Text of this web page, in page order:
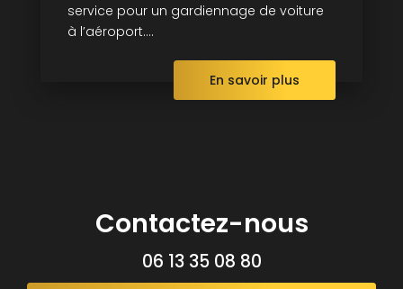
service pour un gardiennage de voiture
à l’aéroport....
En savoir plus
Contactez-nous
06 13 35 08 80